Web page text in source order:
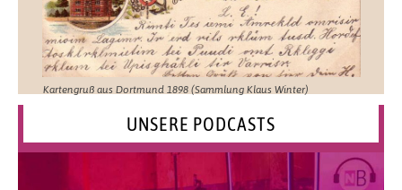
Kartengruß aus Dortmund 1898 (Sammlung Klaus Winter)
UNSERE PODCASTS